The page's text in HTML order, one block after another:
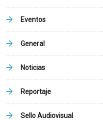
Eventos
General
Noticias
Reportaje
Sello Audiovisual